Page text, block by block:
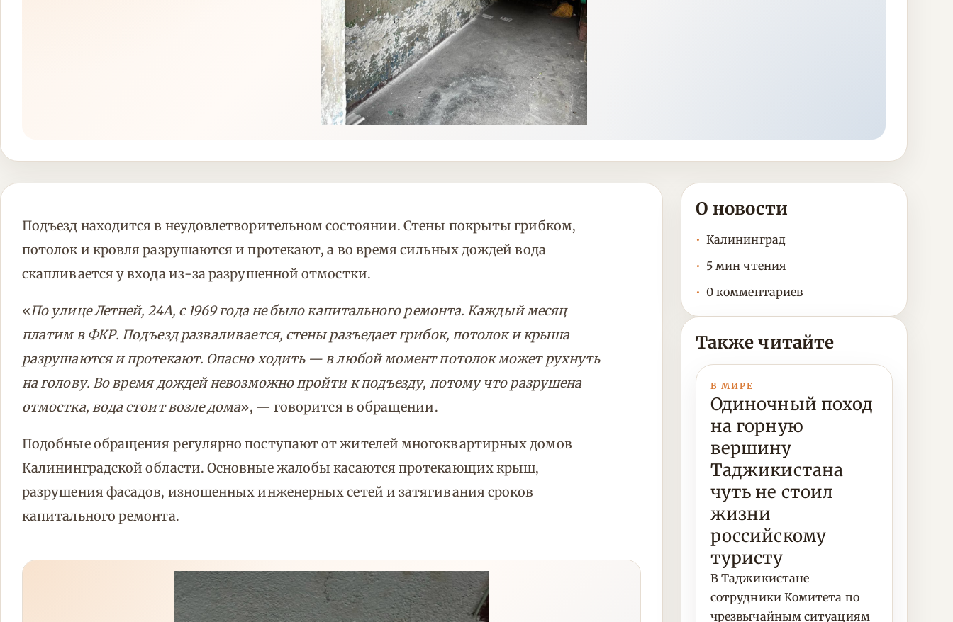
Подъезд находится в неудовлетворительном состоянии. Стены покрыты грибком,
потолок и кровля разрушаются и протекают, а во время сильных дождей вода
скапливается у входа из-за разрушенной отмостки.
«По улице Летней, 24А, с 1969 года не было капитального ремонта. Каждый месяц
платим в ФКР. Подъезд разваливается, стены разъедает грибок, потолок и крыша
разрушаются и протекают. Опасно ходить — в любой момент потолок может рухнуть
на голову. Во время дождей невозможно пройти к подъезду, потому что разрушена
отмостка, вода стоит возле дома», — говорится в обращении.
Подобные обращения регулярно поступают от жителей многоквартирных домов
Калининградской области. Основные жалобы касаются протекающих крыш,
разрушения фасадов, изношенных инженерных сетей и затягивания сроков
капитального ремонта.
О новости
Калининград
5 мин чтения
0 комментариев
Также читайте
В МИРЕ
Одиночный поход
на горную
вершину
Таджикистана
чуть не стоил
жизни
российскому
туристу
В Таджикистане
сотрудники Комитета по
чрезвычайным ситуациям